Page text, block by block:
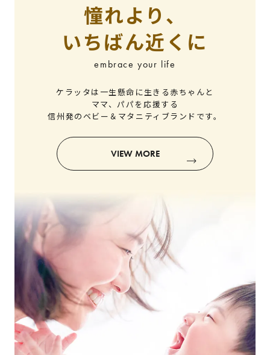
憧れより、
いちばん近くに
embrace your life
ケラッタは一生懸命に生きる赤ちゃんと
ママ、パパを応援する
信州発のベビー＆マタニティブランドです。
VIEW MORE